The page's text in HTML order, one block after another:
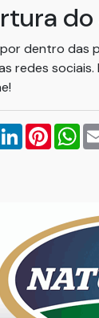
do
dentro das
redes sociais.
LinkedIn